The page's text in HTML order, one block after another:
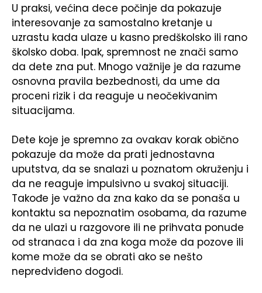
U praksi, većina dece počinje da pokazuje
interesovanje za samostalno kretanje u
uzrastu kada ulaze u kasno predškolsko ili rano
školsko doba. Ipak, spremnost ne znači samo
da dete zna put. Mnogo važnije je da razume
osnovna pravila bezbednosti, da ume da
proceni rizik i da reaguje u neočekivanim
situacijama.
Dete koje je spremno za ovakav korak obično
pokazuje da može da prati jednostavna
uputstva, da se snalazi u poznatom okruženju i
da ne reaguje impulsivno u svakoj situaciji.
Takođe je važno da zna kako da se ponaša u
kontaktu sa nepoznatim osobama, da razume
da ne ulazi u razgovore ili ne prihvata ponude
od stranaca i da zna koga može da pozove ili
kome može da se obrati ako se nešto
nepredviđeno dogodi.